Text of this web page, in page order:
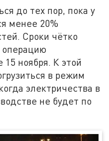
до тех пор, пока у
менее 20%
Сроки чётко
операцию
15 ноября. К этой
в режим
электричества в
не будет по